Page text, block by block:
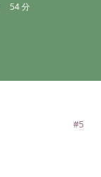
54 分
#5